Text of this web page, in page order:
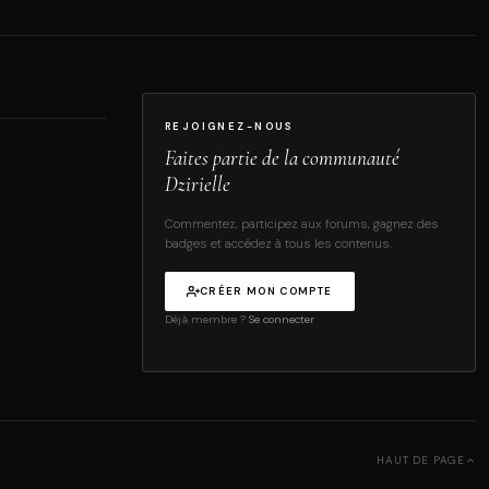
REJOIGNEZ-NOUS
Faites partie de la communauté
Dzirielle
Commentez, participez aux forums, gagnez des
badges et accédez à tous les contenus.
CRÉER MON COMPTE
Déjà membre ? Se connecter
HAUT DE PAGE